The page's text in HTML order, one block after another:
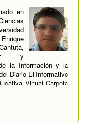
en
y
la Información y la
Diario El Informativo
Virtual Carpeta